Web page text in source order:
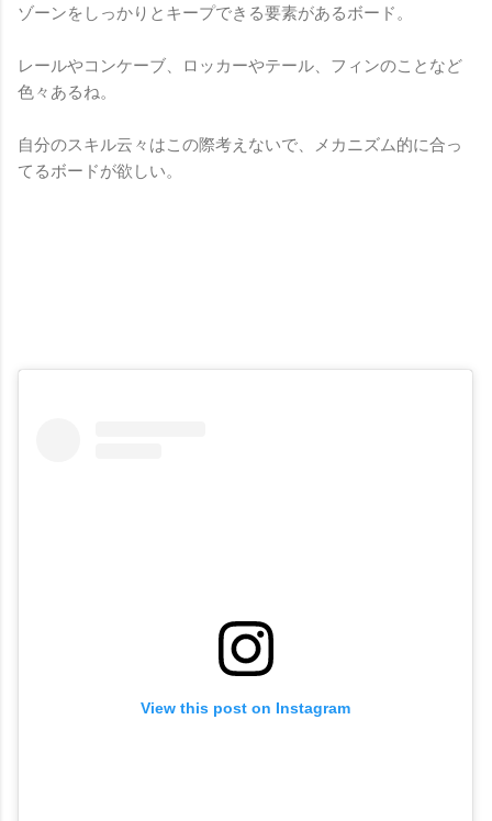
ゾーンをしっかりとキープできる要素があるボード。
レールやコンケーブ、ロッカーやテール、フィンのことなど
色々あるね。
自分のスキル云々はこの際考えないで、メカニズム的に合っ
てるボードが欲しい。
View this post on Instagram